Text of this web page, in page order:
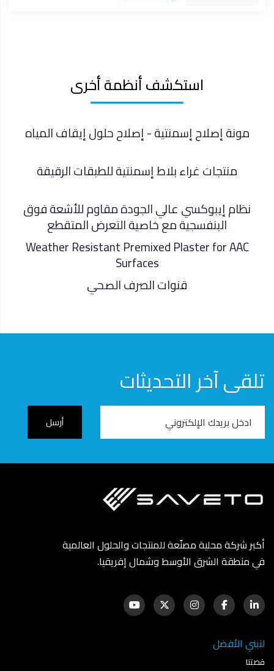
استكشف أنظمة أخرى
مونة إصلاح إسمنتية - إصلاح حلول إيقاف المياه
منتجات غراء بلاط إسمنتية للطبقات الرقيقة
نظام إيبوكسي عالي الجودة مقاوم للأشعة فوق
البنفسجية مع خاصية التعرض المتقطع
Weather Resistant Premixed Plaster for AAC
Surfaces
قنوات الصرف الصحي
تلقى آخر التحديثات
Address
أكبر شركة محلية مصنّعة للمنتجات والحلول العالمية
في منطقة الشرق الأوسط وشمال إفريقيا.
لنبني الأفضل
قصتنا